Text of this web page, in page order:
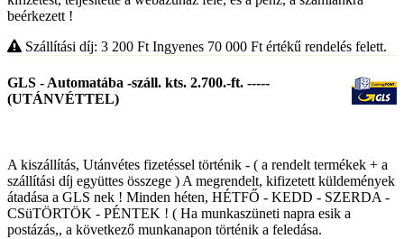
beérkezett !
Szállítási díj: 3 200 Ft Ingyenes 70 000 Ft értékű rendelés felett.
GLS - Automatába -száll. kts. 2.700.-ft. -----
(UTÁNVÉTTEL)
A kiszállítás, Utánvétes fizetéssel történik - ( a rendelt termékek + a
szállítási díj együttes összege ) A megrendelt, kifizetett küldemények
átadása a GLS nek ! Minden héten, HÉTFŐ - KEDD - SZERDA -
CSüTÖRTÖK - PÉNTEK ! ( Ha munkaszüneti napra esik a
postázás,, a következő munkanapon történik a feledása.